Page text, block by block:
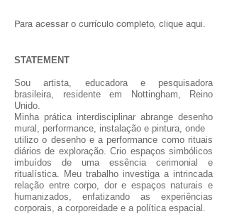
Para acessar o currículo completo, clique aqui.
STATEMENT
Sou artista, educadora e pesquisadora
brasileira, residente em Nottingham, Reino
Unido.
Minha prática interdisciplinar abrange desenho
mural, performance, instalação e pintura, onde
utilizo o desenho e a performance como rituais
diários de exploração. Crio espaços simbólicos
imbuídos de uma essência cerimonial e
ritualística. Meu trabalho investiga a intrincada
relação entre corpo, dor e espaços naturais e
humanizados, enfatizando as experiências
corporais, a corporeidade e a política espacial.